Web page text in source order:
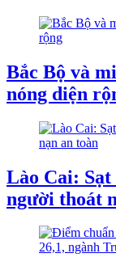
Bắc Bộ và
nóng diện
Lào Cai:
người thoát